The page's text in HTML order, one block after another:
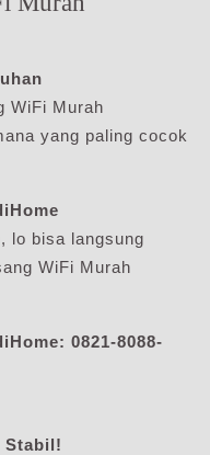
WiFi Murah
yang paling cocok
lo bisa langsung
WiFi Murah
0821-8088-
Stabil!